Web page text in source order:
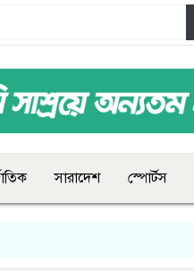
সারাদেশ স্পোর্টস